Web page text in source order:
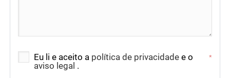
Eu li e aceito a política de privacidade e o
aviso legal .
*